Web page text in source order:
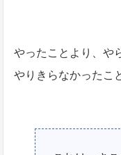
やったことより、や
やりきらなかったこ